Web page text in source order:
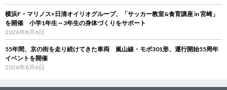
横浜F・マリノス×日清オイリオグループ、「サッカー教室&食育講座 in 宮崎」
を開催 小学1年生～3年生の身体づくりをサポート
2026年8月6日
55年間、京の街を走り続けてきた車両 嵐山線・モボ301形、運行開始55周年
イベントを開催
2026年8月6日